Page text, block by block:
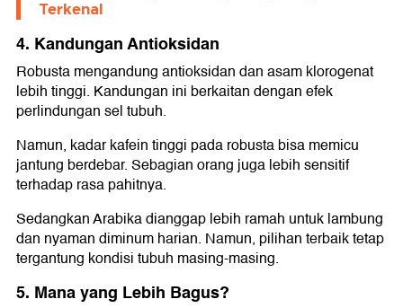
Terkenal
4. Kandungan Antioksidan
Robusta mengandung antioksidan dan asam klorogenat
lebih tinggi. Kandungan ini berkaitan dengan efek
perlindungan sel tubuh.
Namun, kadar kafein tinggi pada robusta bisa memicu
jantung berdebar. Sebagian orang juga lebih sensitif
terhadap rasa pahitnya.
Sedangkan Arabika dianggap lebih ramah untuk lambung
dan nyaman diminum harian. Namun, pilihan terbaik tetap
tergantung kondisi tubuh masing-masing.
5. Mana yang Lebih Bagus?